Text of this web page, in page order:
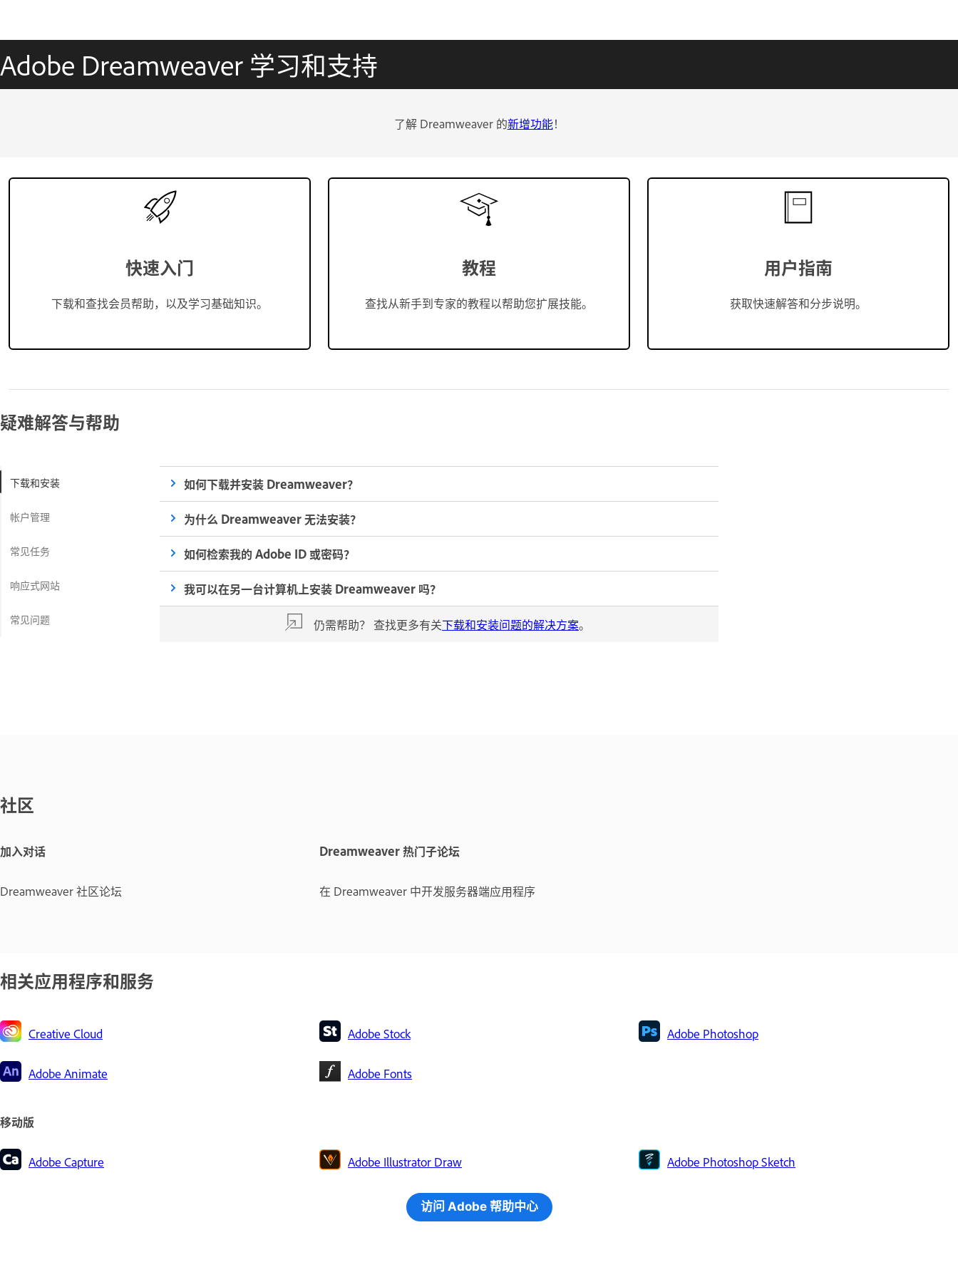
Adobe Dreamweaver 学习和支持
了解 Dreamweaver 的新增功能！
快速入门
下载和查找会员帮助，以及学习基础知识。
教程
查找从新手到专家的教程以帮助您扩展技能。
用户指南
获取快速解答和分步说明。
疑难解答与帮助
下载和安装
帐户管理
常见任务
响应式网站
常见问题
如何下载并安装 Dreamweaver？
为什么 Dreamweaver 无法安装？
如何检索我的 Adobe ID 或密码？
我可以在另一台计算机上安装 Dreamweaver 吗？
仍需帮助？ 查找更多有关下载和安装问题的解决方案。
社区
加入对话
Dreamweaver 社区论坛
Dreamweaver 热门子论坛
在 Dreamweaver 中开发服务器端应用程序
相关应用程序和服务
Creative Cloud Adobe Stock Adobe Photoshop
Adobe Animate Adobe Fonts
移动版
Adobe Capture Adobe Illustrator Draw Adobe Photoshop Sketch
访问 Adob​​e 帮助中心